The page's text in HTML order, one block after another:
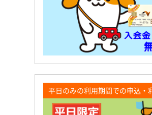
平日のみの利用期間での申込・